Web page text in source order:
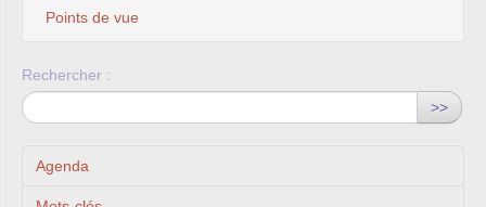
Points de vue
Rechercher :
>>
Agenda